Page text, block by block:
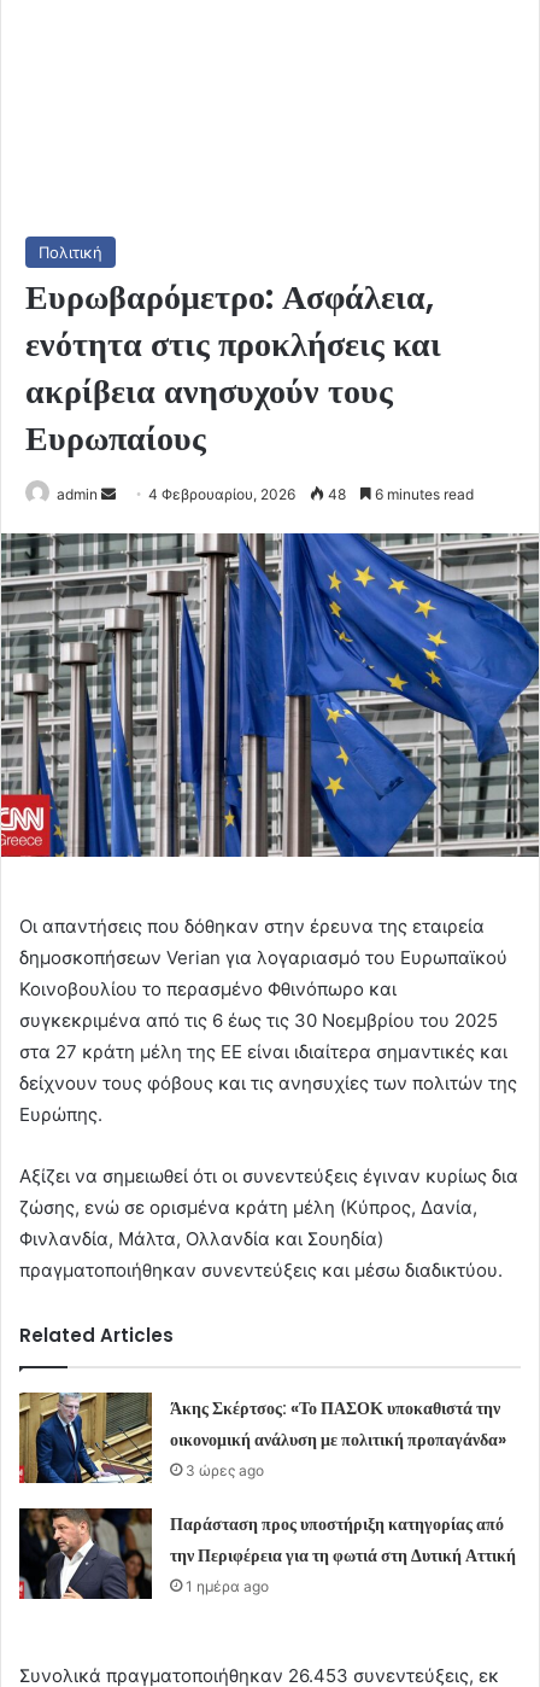
Πολιτική
Ευρωβαρόμετρο: Ασφάλεια,
ενότητα στις προκλήσεις και
ακρίβεια ανησυχούν τους
Ευρωπαίους
admin
Send
email
4 Φεβρουαρίου, 2026 48 6 minutes read
Οι απαντήσεις που δόθηκαν στην έρευνα της εταιρεία
δημοσκοπήσεων Verian για λογαριασμό του Ευρωπαϊκού
Κοινοβουλίου το περασμένο Φθινόπωρο και
συγκεκριμένα από τις 6 έως τις 30 Νοεμβρίου του 2025
στα 27 κράτη μέλη της ΕΕ είναι ιδιαίτερα σημαντικές και
δείχνουν τους φόβους και τις ανησυχίες των πολιτών της
Ευρώπης.
Αξίζει να σημειωθεί ότι οι συνεντεύξεις έγιναν κυρίως δια
ζώσης, ενώ σε ορισμένα κράτη μέλη (Κύπρος, Δανία,
Φινλανδία, Μάλτα, Ολλανδία και Σουηδία)
πραγματοποιήθηκαν συνεντεύξεις και μέσω διαδικτύου.
Related Articles
Άκης Σκέρτσος: «Το ΠΑΣΟΚ υποκαθιστά την
οικονομική ανάλυση με πολιτική προπαγάνδα»
3 ώρες ago
Παράσταση προς υποστήριξη κατηγορίας από
την Περιφέρεια για τη φωτιά στη Δυτική Αττική
1 ημέρα ago
Συνολικά πραγματοποιήθηκαν 26.453 συνεντεύξεις, εκ